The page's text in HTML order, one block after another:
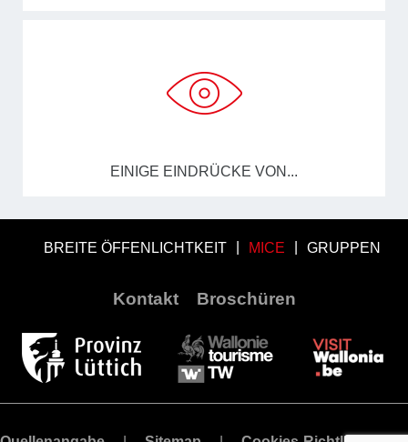
EINIGE EINDRÜCKE VON...
BREITE ÖFFENLICHTKEIT MICE GRUPPEN
Kontakt Broschüren